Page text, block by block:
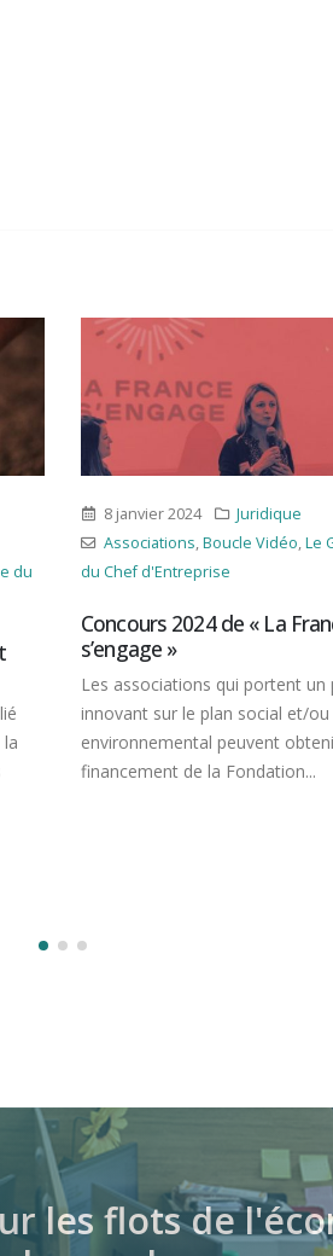
un
17 juin 2024
Autres,Juridique,
Boucle Vidéo,Défaillance
Jurisprudence,Le Guide du Chef
d'Entreprise
Procédure collective : les
limités de la déclaration
créance par le débiteur
les flots de